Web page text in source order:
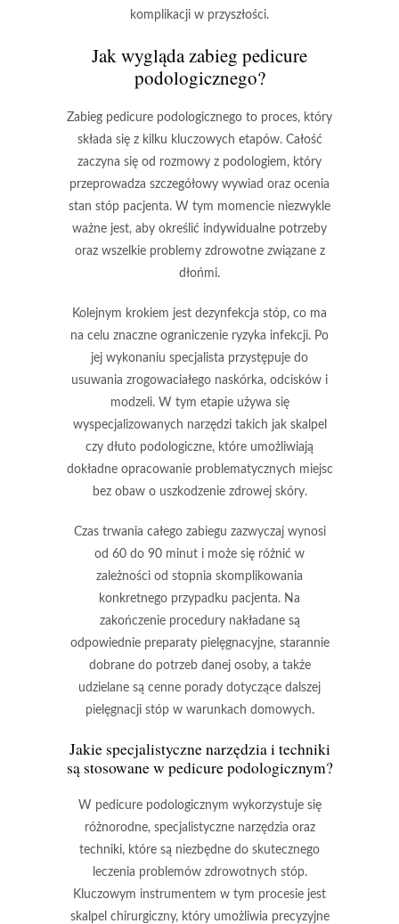
komplikacji w przyszłości.
Jak wygląda zabieg pedicure
podologicznego?
Zabieg pedicure podologicznego to proces, który
składa się z kilku kluczowych etapów. Całość
zaczyna się od rozmowy z podologiem, który
przeprowadza szczegółowy wywiad oraz ocenia
stan stóp pacjenta. W tym momencie niezwykle
ważne jest, aby określić indywidualne potrzeby
oraz wszelkie problemy zdrowotne związane z
dłońmi.
Kolejnym krokiem jest dezynfekcja stóp, co ma
na celu znaczne ograniczenie ryzyka infekcji. Po
jej wykonaniu specjalista przystępuje do
usuwania zrogowaciałego naskórka, odcisków i
modzeli. W tym etapie używa się
wyspecjalizowanych narzędzi takich jak skalpel
czy dłuto podologiczne, które umożliwiają
dokładne opracowanie problematycznych miejsc
bez obaw o uszkodzenie zdrowej skóry.
Czas trwania całego zabiegu zazwyczaj wynosi
od 60 do 90 minut i może się różnić w
zależności od stopnia skomplikowania
konkretnego przypadku pacjenta. Na
zakończenie procedury nakładane są
odpowiednie preparaty pielęgnacyjne, starannie
dobrane do potrzeb danej osoby, a także
udzielane są cenne porady dotyczące dalszej
pielęgnacji stóp w warunkach domowych.
Jakie specjalistyczne narzędzia i techniki
są stosowane w pedicure podologicznym?
W pedicure podologicznym wykorzystuje się
różnorodne, specjalistyczne narzędzia oraz
techniki, które są niezbędne do skutecznego
leczenia problemów zdrowotnych stóp.
Kluczowym instrumentem w tym procesie jest
skalpel chirurgiczny, który umożliwia precyzyjne